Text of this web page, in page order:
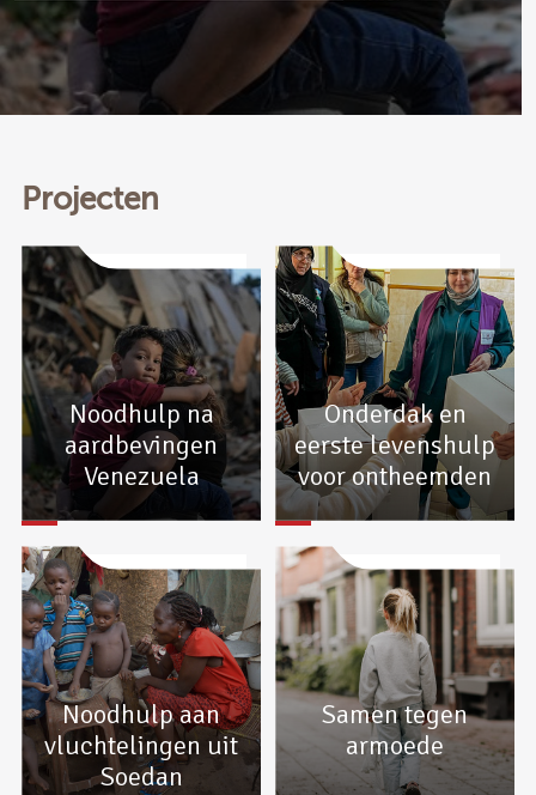
Projecten
Noodhulp na
aardbevingen
Venezuela
Onderdak en
eerste levenshulp
voor ontheemden
Noodhulp aan
vluchtelingen uit
Soedan
Samen tegen
armoede